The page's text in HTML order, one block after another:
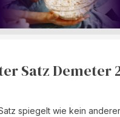
Satz Demeter
spiegelt wie kein